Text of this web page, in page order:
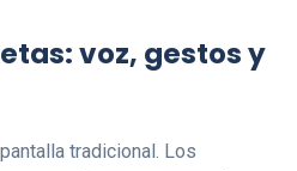
voz, gestos y
tradicional. Los